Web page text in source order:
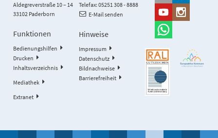
Aldegreverstraße 10 – 14
33102 Paderborn
Telefax: 05251 308 - 8888
E-Mail senden
Funktionen
Bedienungshilfen
Drucken
Inhaltsverzeichnis
Mediathek
Extranet
Hinweise
Impressum
Datenschutz
Bildnachweise
Barrierefreiheit